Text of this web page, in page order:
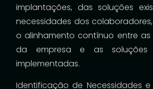
implantações, das soluções
necessidades dos
o alinhamento contínuo entre as
da empresa e as soluções
implementadas.
Identificação de Necessidades e